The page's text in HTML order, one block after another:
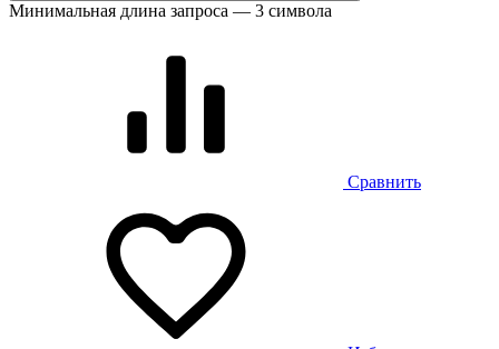
Минимальная длина запроса — 3 символа
Сравнить